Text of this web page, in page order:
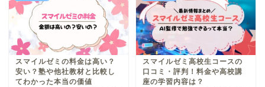
スマイルゼミの料金は高い？
安い？塾や他社教材と比較し
てわかった本当の価値
スマイルゼミ高校生コースの
口コミ・評判！料金や高校講
座の学習内容は？